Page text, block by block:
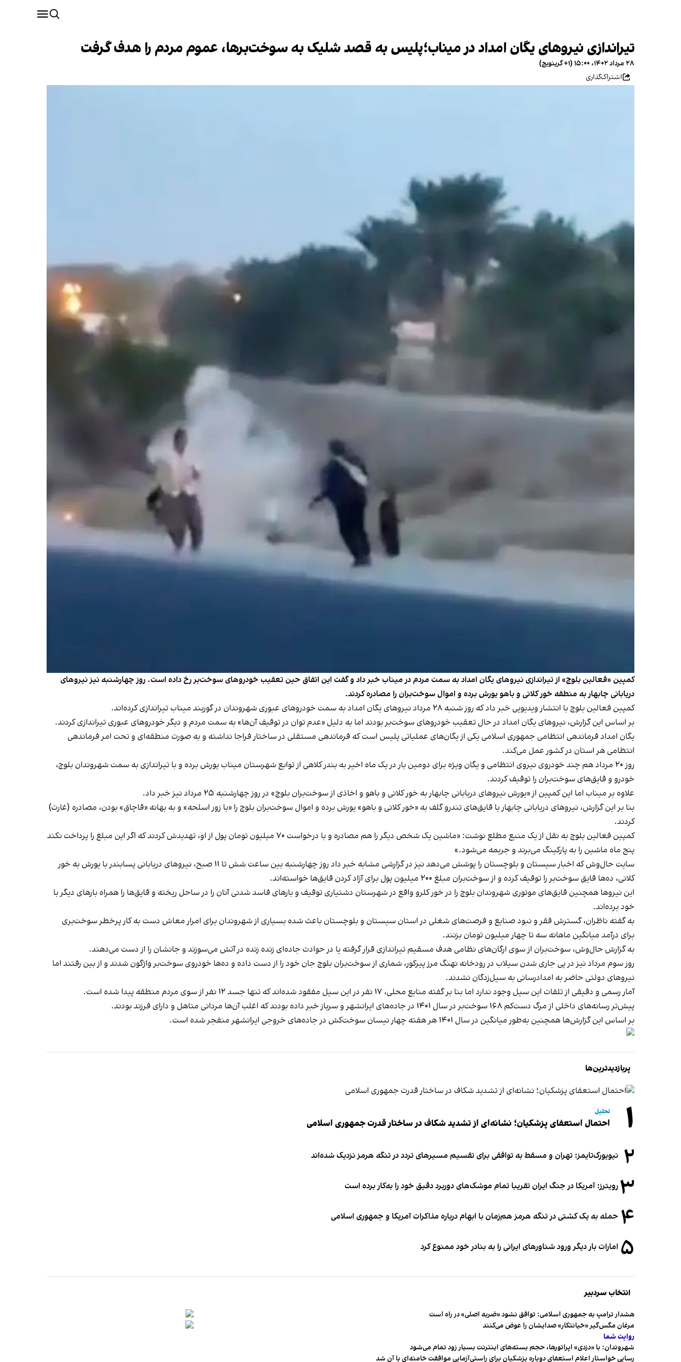
تیراندازی نیروهای یگان امداد در میناب؛پلیس به قصد شلیک به سوخت‌برها، عموم مردم را هدف گرفت
۲۸ مرداد ۱۴۰۲، ۱۵:۰۰ (‎+۱ گرینویچ)
اشتراک‌گذاری
کمپین «فعالین بلوچ» از تیراندازی نیروهای یگان امداد به سمت مردم در میناب خبر داد و گفت این اتفاق حین تعقیب خودروهای سوخت‌بر رخ داده است. روز چهارشنبه نیز نیروهای
دریابانی چابهار به منطقه خور کلانی و باهو یورش برده و اموال سوخت‌بران را مصادره کردند.
کمپین فعالین بلوچ با انتشار ویدیویی خبر داد که روز شنبه ۲۸ مرداد نیروهای یگان امداد به سمت خودروهای عبوری شهروندان در گوربند میناب تیراندازی کرده‌اند.
بر اساس این گزارش، نیروهای یگان امداد در حال تعقیب خودروهای سوخت‌بر بودند اما به دلیل «عدم توان در توقیف آن‌ها» به سمت مردم و دیگر خودروهای عبوری تیراندازی کردند.
یگان امداد فرماندهی انتظامی جمهوری اسلامی یکی از یگان‌های عملیاتی پلیس است که فرماندهی مستقلی در ساختار فراجا نداشته و به صورت منطقه‌ای و تحت امر فرماندهی
انتظامی هر استان در کشور عمل می‌کند.
روز ۲۰ مرداد هم چند خودروی نیروی انتظامی و یگان ویژه برای دومین بار در یک ماه اخیر به بندر کلاهی از توابع شهرستان میناب یورش برده و با تیراندازی به سمت شهروندان بلوچ،
خودرو و قایق‌های سوخت‌بران را توقیف کردند.
علاوه بر میناب اما این کمپین از «یورش نیروهای دریابانی چابهار به خور کلانی و باهو و اخاذی از سوخت‌بران بلوچ» در روز چهارشنبه ۲۵ مرداد نیز خبر داد.
بنا بر این گزارش، نیروهای دریابانی چابهار با قایق‌های تندرو گلف به «خور کلانی و باهو» یورش برده و اموال سوخت‌بران بلوچ را «با زور اسلحه» و به بهانه «قاچاق» بودن، مصادره (غارت)
کردند.
کمپین فعالین بلوچ به نقل از یک منبع مطلع نوشت: «ماشین یک شخص دیگر را هم مصادره و با درخواست ۷۰ میلیون تومان پول از او، تهدیدش کردند که اگر این مبلغ را پرداخت نکند
پنج ماه ماشین را به پارکینگ می‌برند و جریمه می‌شود.»
سایت حال‌وش که اخبار سیستان و بلوچستان را پوشش می‌دهد نیز در گزارشی مشابه خبر داد روز چهارشنبه بین ساعت شش تا ۱۱ صبح، نیروهای دریابانی پسابندر با یورش به خور
کلانی، ده‌ها قایق سوخت‌بر را توقیف کرده و از سوخت‌بران مبلغ ۲۰۰ میلیون پول برای آزاد کردن قایق‌ها خواسته‌اند.
این نیروها همچنین قایق‌های موتوری شهروندان بلوچ را در خور کلرو واقع در شهرستان دشتیاری توقیف و بارهای فاسد شدنی آنان را در ساحل ریخته و قایق‌ها را همراه بارهای دیگر با
خود برده‌اند.
به گفته ناظران، گسترش فقر و نبود صنایع و فرصت‌های شغلی در استان سیستان و بلوچستان باعث شده بسیاری از شهروندان برای امرار معاش دست به کار پرخطر سوخت‌بری
برای درآمد میانگین ماهانه سه تا چهار میلیون تومان بزنند.
به گزارش حال‌وش، سوخت‌بران از سوی ارگان‌های نظامی هدف مسقیم تیراندازی قرار گرفته یا در حوادث جاده‌ای زنده زنده در آتش می‌سوزند و‌ جانشان را از دست می‌دهند.
روز سوم مرداد نیز در پی جاری شدن سیلاب در رودخانه نهنگ مرز پیرکور، شماری از سوخت‌بران بلوچ جان خود را از دست داده و ده‌ها خودروی سوخت‌بر واژگون شدند و از بین رفتند اما
نیروهای دولتی حاضر به امدادرسانی به سیل‌زدگان نشدند.
آمار رسمی و دقیقی از تلفات این سیل وجود ندارد اما بنا بر ‌گفته منابع محلی، ۱۷ نفر در این سیل مفقود شده‌اند که تنها جسد ۱۲ نفر از سوی مردم منطقه پیدا شده است.
پیش‌تر رسانه‌های داخلی از مرگ دست‌کم ۱۶۸ سوخت‌بر در سال ۱۴۰۱ در جاده‌های ایرانشهر و سرباز خبر داده بودند که اغلب آن‌ها مردانی متاهل و دارای فرزند بودند.
بر اساس این گزارش‌ها همچنین به‌طور میانگین در سال ۱۴۰۱ هر هفته چهار نیسان سوخت‌کش در جاده‌های خروجی ایرانشهر منفجر شده است.
پربازدیدترین‌ها
۱ تحلیل
احتمال استعفای پزشکیان؛ نشانه‌ای از تشدید شکاف در ساختار قدرت جمهوری اسلامی
۲ نیویورک‌تایمز: تهران و مسقط به توافقی برای تقسیم مسیرهای تردد در تنگه هرمز نزدیک شده‌اند
۳رویترز: آمریکا در جنگ ایران تقریبا تمام موشک‌های دوربرد دقیق خود را به‌کار برده است
۴ حمله به یک کشتی در تنگه هرمز هم‌زمان با ابهام درباره مذاکرات آمریکا و جمهوری اسلامی
۵ امارات بار دیگر ورود شناورهای ایرانی را به بنادر خود ممنوع کرد
انتخاب سردبیر
هشدار ترامپ به جمهوری اسلامی: توافق نشود «ضربه اصلی» در راه است
مرغان مگس‌گیر «خیانتکار» صدایشان را عوض می‌کنند
روایت شما
شهروندان:‌ با «دزدی» اپراتورها، حجم بسته‌های اینترنت بسیار زود تمام می‌شود
رسایی خواستار اعلام استعفای دوباره پزشکیان برای راستی‌آزمایی موافقت خامنه‌ای با آن شد